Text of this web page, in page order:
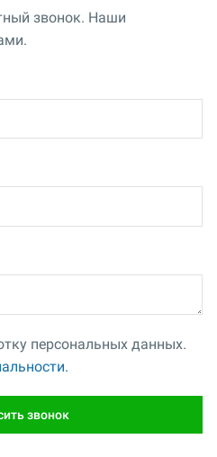
звонок. Наши
персональных данных.
звонок